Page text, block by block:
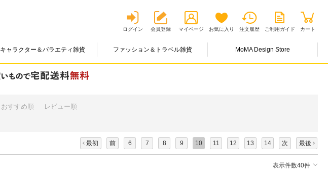
ログイン 会員登録 マイページ お気に入り 注文履歴 ご利用ガイド カート
キャラクター＆バラエティ雑貨 ファッション＆トラベル雑貨 MoMA Design Store
おすすめ順
レビュー順
最初 前 6 7 8 9 10 11 12 13 14 次 最後
表示件数40件